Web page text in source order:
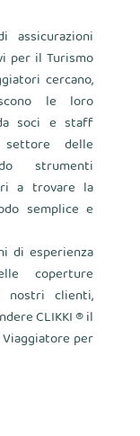
per il Turismo
cercano,
le loro
soci e staff
delle
strumenti
a trovare la
semplice e
di esperienza
coperture
clienti,
CLIKKI ® il
per